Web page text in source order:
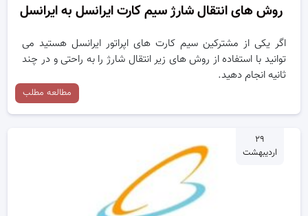
روش های انتقال شارژ سیم کارت ایرانسل به ایرانسل
اگر یکی از مشترکین سیم کارت های اپراتور ایرانسل هستید می
توانید با استفاده از روش های زیر انتقال شارژ را به راحتی و در چند
ثانیه انجام دهید.
مطالعه مطلب
۲۹
اردیبهشت